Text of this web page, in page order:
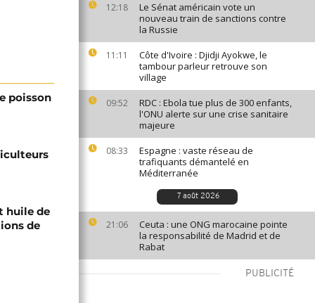
12:18
Le Sénat américain vote un
nouveau train de sanctions contre
la Russie
11:11
Côte d'Ivoire : Djidji Ayokwe, le
tambour parleur retrouve son
village
09:52
RDC : Ebola tue plus de 300 enfants,
l'ONU alerte sur une crise sanitaire
majeure
08:33
Espagne : vaste réseau de
trafiquants démantelé en
Méditerranée
7 août 2026
21:06
Ceuta : une ONG marocaine pointe
la responsabilité de Madrid et de
Rabat
PUBLICITÉ
poisson
huile de
de